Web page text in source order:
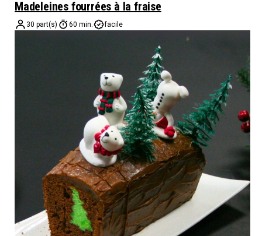
Madeleines fourrées à la fraise
30 part(s) 60 min. facile